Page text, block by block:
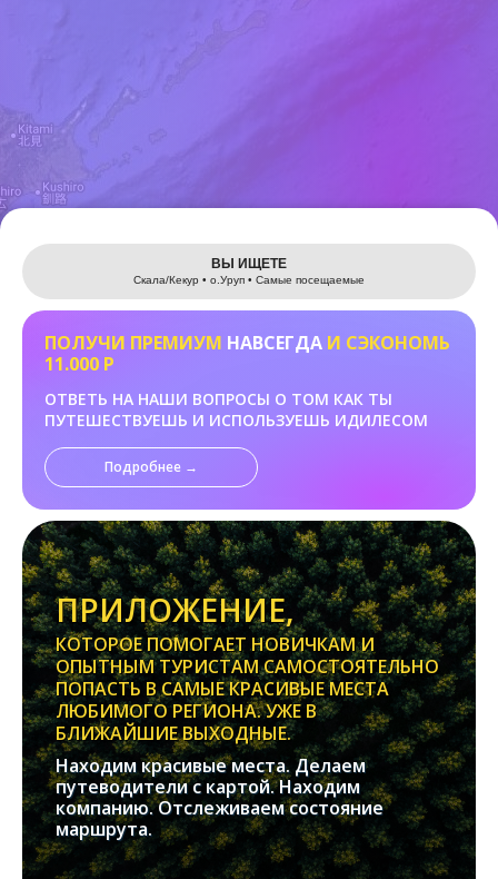
Leaflet
ВЫ ИЩЕТЕ
Скала/Кекур • о.Уруп • Самые посещаемые
ПОЛУЧИ ПРЕМИУМ НАВСЕГДА И СЭКОНОМЬ
11.000 Р
ОТВЕТЬ НА НАШИ ВОПРОСЫ О ТОМ КАК ТЫ
ПУТЕШЕСТВУЕШЬ И ИСПОЛЬЗУЕШЬ ИДИЛЕСОМ
Подробнее →
ПРИЛОЖЕНИЕ,
КОТОРОЕ ПОМОГАЕТ НОВИЧКАМ И
ОПЫТНЫМ ТУРИСТАМ САМОСТОЯТЕЛЬНО
ПОПАСТЬ В САМЫЕ КРАСИВЫЕ МЕСТА
ЛЮБИМОГО РЕГИОНА. УЖЕ В
БЛИЖАЙШИЕ ВЫХОДНЫЕ.
Находим красивые места. Делаем
путеводители с картой. Находим
компанию. Отслеживаем состояние
маршрута.